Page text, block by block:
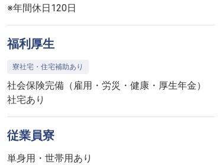
※年間休日120日
福利厚生
寮社宅・住宅補助あり
社会保険完備（雇用・労災・健康・厚生年金）
社宅あり
従業員寮
単身用・世帯用あり